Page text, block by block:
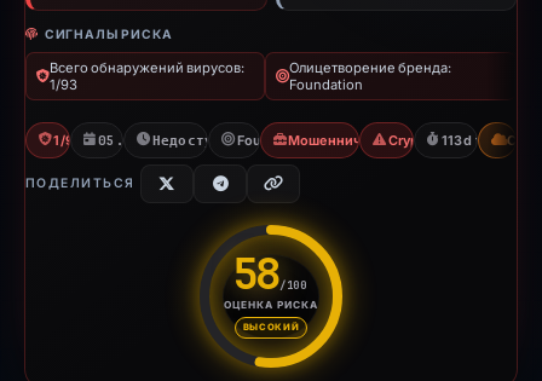
СИГНАЛЫ РИСКА
Всего обнаружений вирусов:
1/93
Олицетворение бренда:
Foundation
1/93 VT05.01.2026Недоступно с 28.04.2026
FoundationМошенничество с азартными
Crypto Scam
113d to CDN
ПОДЕЛИТЬСЯ
58/100
ОЦЕНКА РИСКА
ВЫСОКИЙ
Оценка риска: 58 из 100.